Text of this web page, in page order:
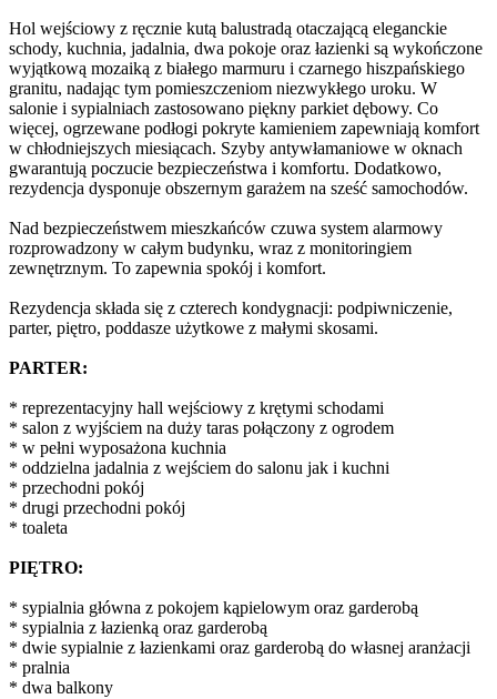
Hol wejściowy z ręcznie kutą balustradą otaczającą eleganckie
schody, kuchnia, jadalnia, dwa pokoje oraz łazienki są wykończone
wyjątkową mozaiką z białego marmuru i czarnego hiszpańskiego
granitu, nadając tym pomieszczeniom niezwykłego uroku. W
salonie i sypialniach zastosowano piękny parkiet dębowy. Co
więcej, ogrzewane podłogi pokryte kamieniem zapewniają komfort
w chłodniejszych miesiącach. Szyby antywłamaniowe w oknach
gwarantują poczucie bezpieczeństwa i komfortu. Dodatkowo,
rezydencja dysponuje obszernym garażem na sześć samochodów.
Nad bezpieczeństwem mieszkańców czuwa system alarmowy
rozprowadzony w całym budynku, wraz z monitoringiem
zewnętrznym. To zapewnia spokój i komfort.
Rezydencja składa się z czterech kondygnacji: podpiwniczenie,
parter, piętro, poddasze użytkowe z małymi skosami.
PARTER:
* reprezentacyjny hall wejściowy z krętymi schodami
* salon z wyjściem na duży taras połączony z ogrodem
* w pełni wyposażona kuchnia
* oddzielna jadalnia z wejściem do salonu jak i kuchni
* przechodni pokój
* drugi przechodni pokój
* toaleta
PIĘTRO:
* sypialnia główna z pokojem kąpielowym oraz garderobą
* sypialnia z łazienką oraz garderobą
* dwie sypialnie z łazienkami oraz garderobą do własnej aranżacji
* pralnia
* dwa balkony